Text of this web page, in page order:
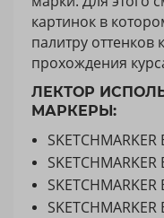
картинок в
палитру
прохождения
ЛЕКТОР
МАРКЕРЫ:
SKETCHMARKER